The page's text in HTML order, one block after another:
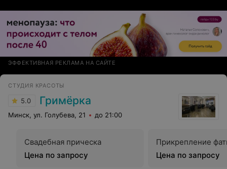
вам ещё раз, огромных вам успехов
ЭФФЕКТИВНАЯ РЕКЛАМА НА САЙТЕ
СТУДИЯ КРАСОТЫ
5.0 Гримёрка
Минск, ул. Голубева, 21 до 21:00
Свадебная прическа
Цена по запросу
Прикрепление
Цена по запросу